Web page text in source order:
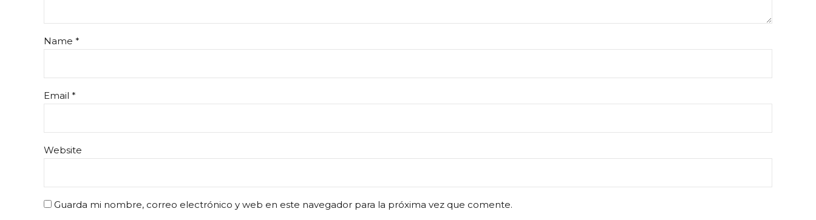
Name *
Email *
Website
Guarda mi nombre, correo electrónico y web en este navegador para la próxima vez que comente.